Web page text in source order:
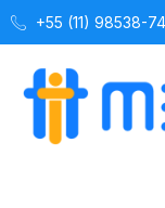
+55 (11) 98538-